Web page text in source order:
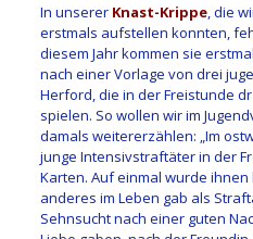
In unserer Knast-Krippe, die
erstmals aufstellen konnten,
diesem Jahr kommen sie
nach einer Vorlage von drei
Herford, die in der Freistunde
spielen. So wollen wir im
damals weitererzählen: „Im
junge Intensivstraftäter in der
Karten. Auf einmal wurde
anderes im Leben gab als
Sehnsucht nach einer guten